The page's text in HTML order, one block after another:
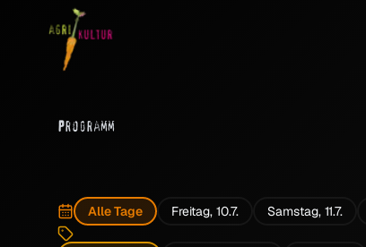
Programm
Alle Tage Freitag, 10.7. Samstag, 11.7.